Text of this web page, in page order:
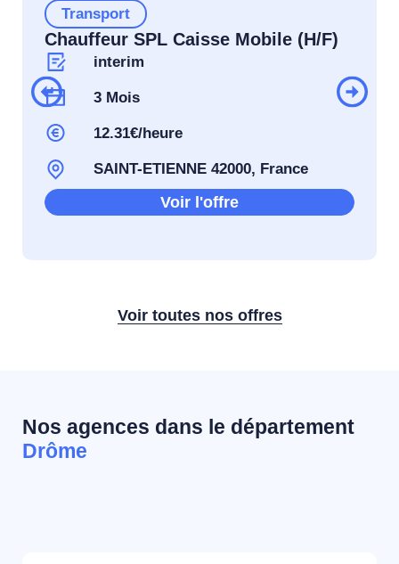
Transport
Chauffeur SPL Caisse Mobile (H/F)
interim
3 Mois
12.31€/heure
SAINT-ETIENNE 42000, France
Voir l'offre
Voir toutes nos offres
Nos agences dans le département
Drôme